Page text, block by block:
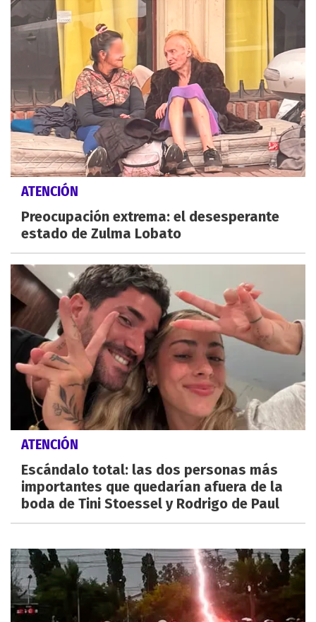
ATENCIÓN
Preocupación extrema: el desesperante
estado de Zulma Lobato
ATENCIÓN
Escándalo total: las dos personas más
importantes que quedarían afuera de la
boda de Tini Stoessel y Rodrigo de Paul